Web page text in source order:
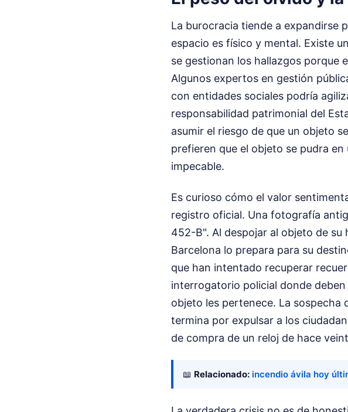
La burocracia tiende a expandirse
espacio es físico y mental. Existe
se gestionan los hallazgos porque
Algunos expertos en gestión
con entidades sociales podría
responsabilidad patrimonial del
asumir el riesgo de que un objeto
prefieren que el objeto se pudra
impecable.
Es curioso cómo el valor
registro oficial. Una fotografía
452-B". Al despojar al objeto de su
Barcelona lo prepara para su
que han intentado recuperar
interrogatorio policial donde
objeto les pertenece. La sospecha
termina por expulsar a los
de compra de un reloj de hace
📖 Relacionado: incendio ávila hoy